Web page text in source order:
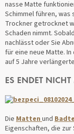
nasse Matte
Schimmel führen, was
Trockner getrocknet
Schaden nimmt.
nachlässt oder Sie
für eine neue Matte.
auf 5 Jahre
ES ENDET NICHT
Die Matten und
Eigenschaften, die